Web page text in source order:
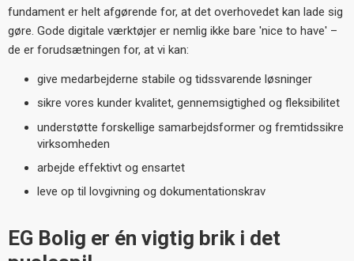
fundament er helt afgørende for, at det overhovedet kan lade sig
gøre. Gode digitale værktøjer er nemlig ikke bare 'nice to have' –
de er forudsætningen for, at vi kan:
give medarbejderne stabile og tidssvarende løsninger
sikre vores kunder kvalitet, gennemsigtighed og fleksibilitet
understøtte forskellige samarbejdsformer og fremtidssikre
virksomheden
arbejde effektivt og ensartet
leve op til lovgivning og dokumentationskrav
EG Bolig er én vigtig brik i det